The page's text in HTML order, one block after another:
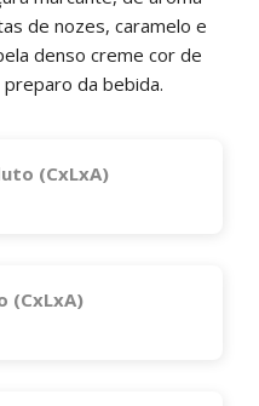
de nozes, caramelo e
denso creme cor de
da bebida.
(CxLxA)
(CxLxA)